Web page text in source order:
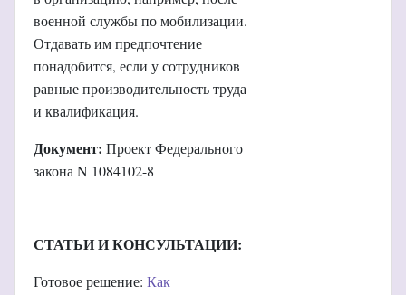
военной службы по мобилизации.
Отдавать им предпочтение
понадобится, если у сотрудников
равные производительность труда
и квалификация.
Документ: Проект Федерального
закона N 1084102-8
СТАТЬИ И КОНСУЛЬТАЦИИ:
Готовое решение: Как